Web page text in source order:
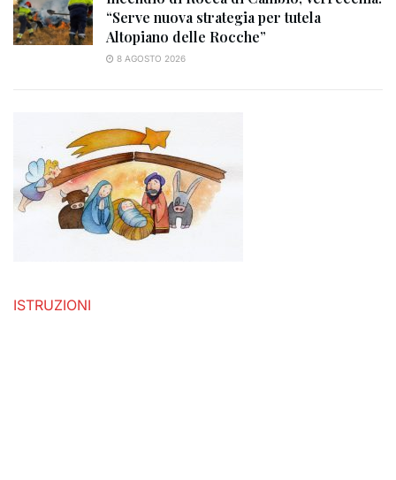
“Serve nuova strategia per tutela
Altopiano delle Rocche”
8 AGOSTO 2026
ISTRUZIONI